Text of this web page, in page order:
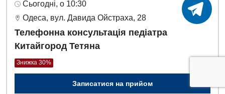
Сьогодні, о 10:30
Одеса, вул. Давида Ойстраха, 28
Телефонна консультація педіатра
Китайгород Тетяна
Знижка 30%
Записатися на прийом